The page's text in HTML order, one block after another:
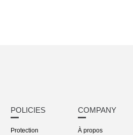
POLICIES
Protection
COMPANY
À propos